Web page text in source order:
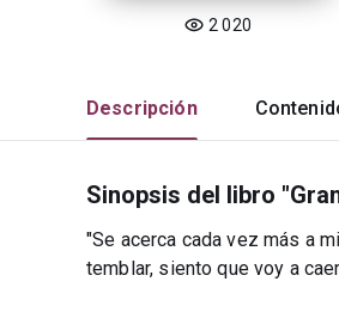
2 020
Descripción
Sinopsis del libro
"Se acerca cada vez más a
temblar, siento que voy a